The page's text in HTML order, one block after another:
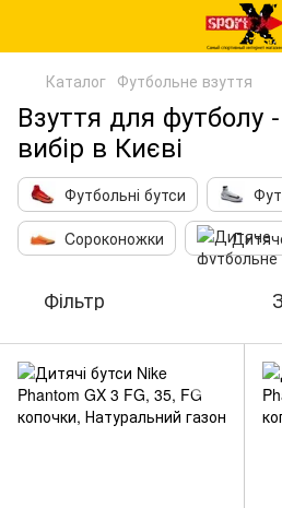
Каталог Футбольне взуття
Взуття для футболу
вибір в Києві
Футбольні бутси
Cороконожки
Фільтр